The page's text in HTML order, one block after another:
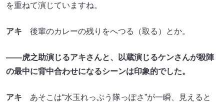
を重ねて演じていますね。
アキ 後輩のカレーの残りをへつる（取る）とか。
――虎之助演じるアキさんと、以蔵演じるケンさんが殺陣
の最中に背中合わせになるシーンは印象的でした。
アキ あそこは“水玉れっぷう隊っぽさ”が一瞬、見えると